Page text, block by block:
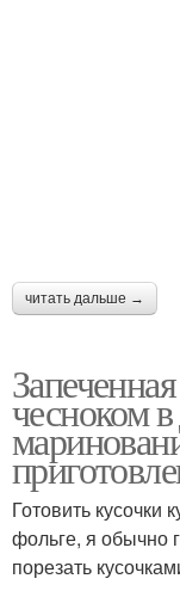
читать дальше →
чесноком
Готовить кусочки
фольге, я обычно
порезать